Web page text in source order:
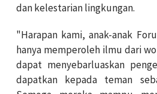
dan kelestarian lingkungan.
"Harapan kami, anak-anak
hanya memperoleh ilmu dari
dapat menyebarluaskan
dapatkan kepada teman